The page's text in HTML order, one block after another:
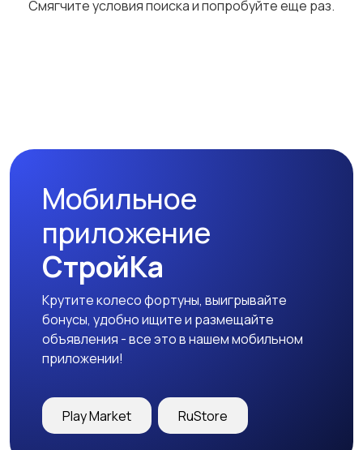
запчасти
Смягчите условия поиска и попробуйте еще раз.
Мобильное
приложение
СтройКа
Крутите колесо фортуны, выигрывайте
бонусы, удобно ищите и размещайте
объявления - все это в нашем мобильном
приложении!
Play Market RuStore